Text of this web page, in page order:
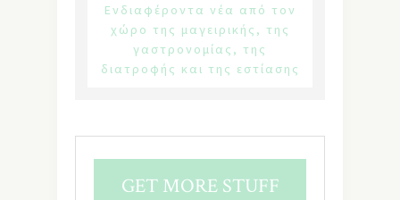
Ενδιαφέροντα νέα από τον
χώρο της μαγειρικής, της
γαστρονομίας, της
διατροφής και της εστίασης
GET MORE STUFF